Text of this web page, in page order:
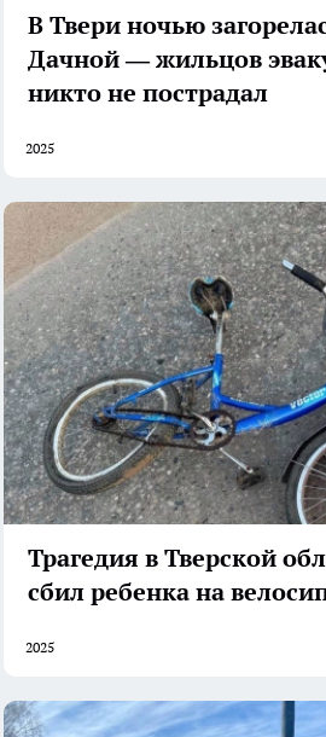
В Твери ночью
Дачной — жильцов
никто не пострадал
2025
Трагедия в Тверской
сбил ребенка на
2025